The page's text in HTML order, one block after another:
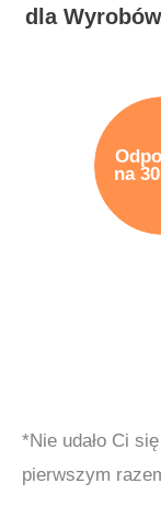
dla
na
*Nie udało Ci
pierwszym